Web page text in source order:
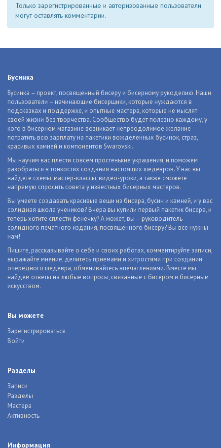
Только зарегистрированные и авторизованные пользователи
могут оставлять комментарии.
Бусинка
Бусинка – проект, посвященный бисеру и бисерному рукоделию. Наши
пользователи – начинающие бисерщики, которые нуждаются в
подсказках и поддержке, и опытные мастера, которые не мыслят
своей жизни без творчества. Сообщество будет полезно каждому, у
кого в бисерном магазине возникает непреодолимое желание
потратить всю зарплату на пакетики вожделенных бусинок, страз,
красивых камней и компонентов Swarovski.
Мы научим вас плести совсем простенькие украшения, и поможем
разобраться в тонкостях создания настоящих шедевров. У нас вы
найдете схемы, мастер-классы, видео-уроки, а также сможете
напрямую спросить совета у известных бисерных мастеров.
Вы умеете создавать красивые вещи из бисера, бусин и камней, и у вас
солидная школа учеников? Вчера вы купили первый пакетик бисера, и
теперь хотите сплести фенечку? А может, вы – руководитель
солидного печатного издания, посвященного бисеру? Вы все нужны
нам!
Пишите, рассказывайте о себе и своих работах, комментируйте записи,
выражайте мнение, делитесь приемами и хитростями при создании
очередного шедевра, обменивайтесь впечатлениями. Вместе мы
найдем ответы на любые вопросы, связанные с бисером и бисерным
искусством.
Вы можете
Зарегистрироваться
Войти
Разделы
Записи
Разделы
Мастера
Активность
Информация